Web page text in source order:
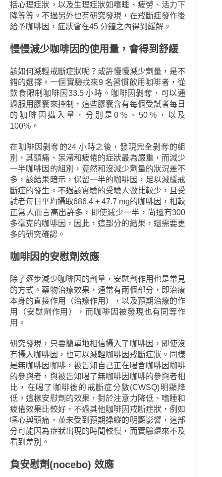
括心理症狀，以及生理症狀如嗜睡、疲勞、活力下
降等等。不過另外也有研究發現，在戒斷症發作後
給予咖啡因，症狀會在45 分鐘之內得到緩解。
慢慢減少咖啡因的使用量，會得到舒緩
該如何減輕戒斷症狀呢？或許慢慢減少劑量，是不
錯的選擇。一個實驗找來9 名習慣飲用咖啡者，從
飲食限制咖啡因33.5 小時。咖啡因剝奪，可以通
過服用膠囊來控制，這些膠囊含有每個受試者每日
的咖啡因攝入量，分別是0％、50％，以及
100％。
在咖啡因剝奪的24 小時之後，發現完全剝奪的組
別，其頭痛、呆滯和疲倦的症狀最為嚴重，而減少
一半咖啡因的組別，竟然和沒減少劑量的狀況差不
多，該結果暗示，保留一半的咖啡因，足以減緩戒
斷症的發生。不過該實驗的受驗人數比較少，且受
試者每日平均攝取686.4 + 47.7 mg的咖啡因，相較
正常人而言高出許多，即使減少一半，尚還有300
多毫克的咖啡因，因此，這部分的結果，還需要更
多的研究確認。
咖啡因的安慰劑效應
除了逐步減少咖啡因的劑量，安慰劑作用也是常見
的方式。藥物治療效果，通常有兩個部分，即治療
本身的直接作用（治療作用），以及預期治療的作
用（安慰劑作用），而咖啡因被發現也有同等作
用。
研究發現，只要簡單地相信攝入了咖啡因，即使沒
有攝入咖啡因，也可以減輕咖啡因戒斷症狀。同樣
是無咖啡因咖啡，被告知自己正在喝含咖啡因咖啡
的參與者，與被告知喝了無咖啡因咖啡的參與者相
比，在喝了咖啡後的戒斷症分數(CWSQ)明顯降
低。這樣安慰劑的效果，對於注意力降低、嗜睡和
疲倦效果比較好，不過其他咖啡因戒斷症狀，例如
噁心與頭痛，並未受到預期操縱的明顯影響，這部
分可能因為症狀出現的時間較慢，而實驗還來不及
看到差別。
負安慰劑(nocebo) 效應